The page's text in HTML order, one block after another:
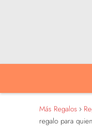
Más Regalos
regalo para